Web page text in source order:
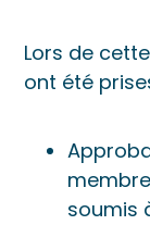
Lors de
ont été
soumis